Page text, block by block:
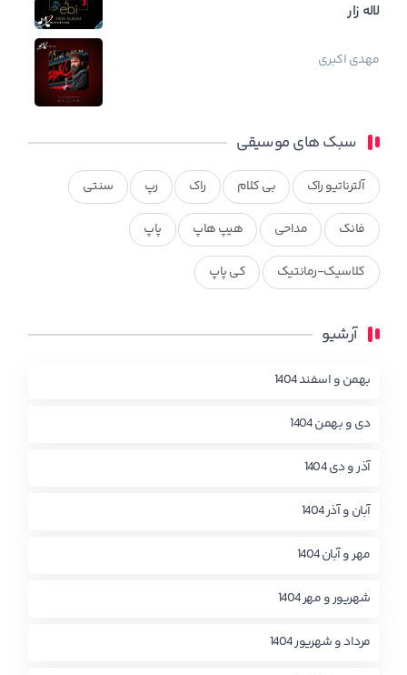
لاله زار
مهدی اکبری
سبک های موسیقی
آلترناتیو راک بی کلام راک رپ سنتی
فانک مداحی هیپ هاپ پاپ
کلاسیک-رمانتیک کی پاپ
آرشیو
بهمن و اسفند 1404
دی و بهمن 1404
آذر و دی 1404
آبان و آذر 1404
مهر و آبان 1404
شهریور و مهر 1404
مرداد و شهریور 1404